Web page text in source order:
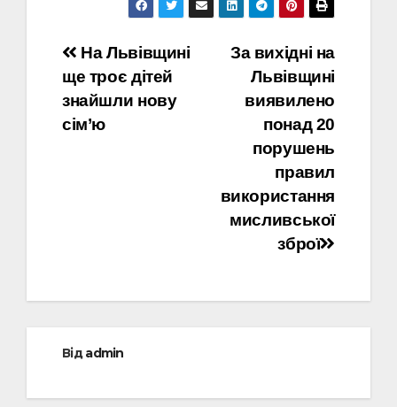
Навігація
записів
За вихідні на
Львівщині
виявилено
понад 20
порушень
правил
використання
мисливської
зброї
На Львівщині
ще троє дітей
знайшли нову
сім’ю
Відadmin